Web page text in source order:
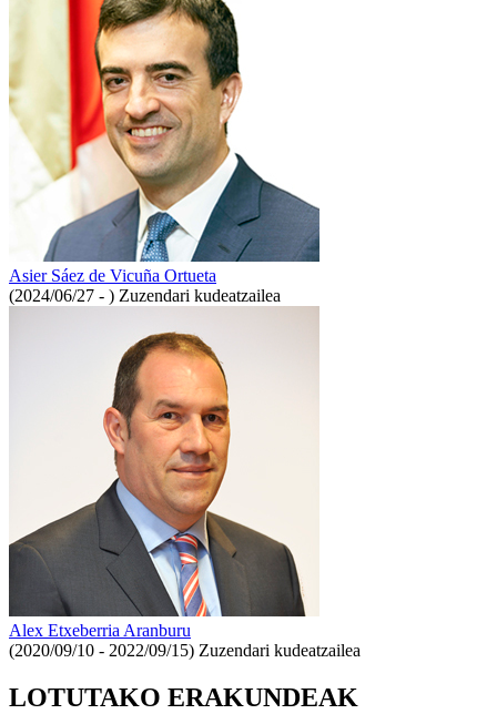
Asier Sáez de Vicuña Ortueta
(2024/06/27 - ) Zuzendari kudeatzailea
Alex Etxeberria Aranburu
(2020/09/10 - 2022/09/15) Zuzendari kudeatzailea
LOTUTAKO ERAKUNDEAK